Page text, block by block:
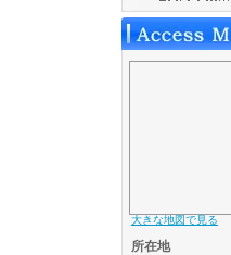
大きな地図で見る
所在地